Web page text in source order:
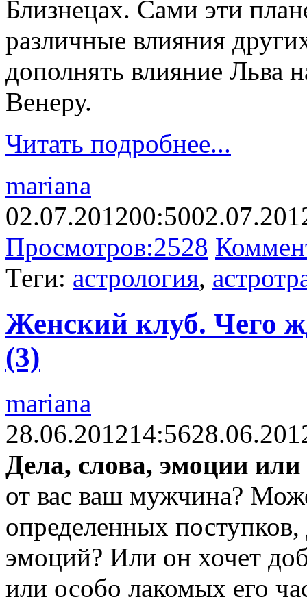
Близнецах. Сами эти
различные влияния
дополнять влияние Льва
Венеру.
Читать подробнее...
mariana
02.07.201200:50
Просмотров:2528
Теги: астрология,
Женский клуб. Чего
(3)
mariana
28.06.201214:56
Дела, слова, эмоции
от вас ваш мужчина?
определенных
эмоций? Или он хочет
или особо лакомых его